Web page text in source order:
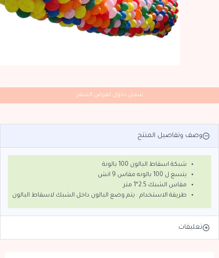
سجل دخول لعرض السعر
وصف وتفاصيل المنتج
شبكة اسقاط البالون 100 بالونة
يتسع ل 100 بالونه مقاس 9 انش
مقاس الشبك 2.5*1 متر
طريقة الاستخدام : يتم وضع البالون داخل الشبك لاسقاط البالون
تعليقات